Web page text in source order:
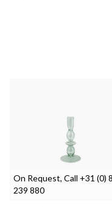
On Request, Call +31 (0)
239 880